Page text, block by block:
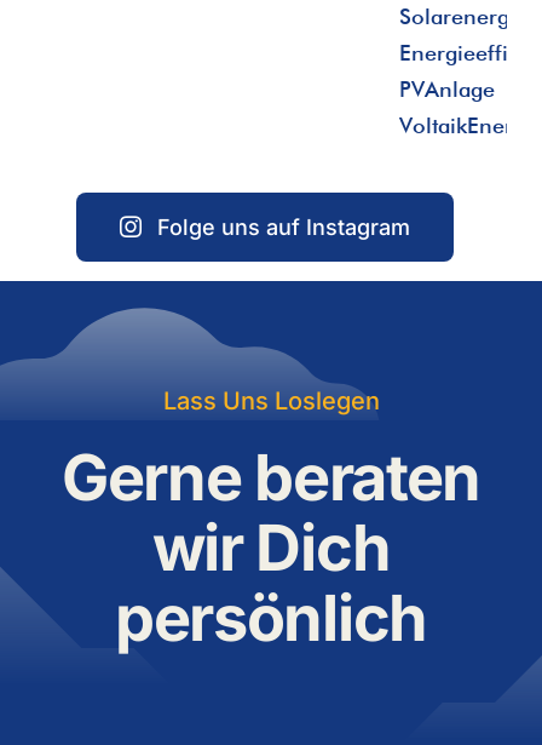
Folge uns auf Instagram
Lass Uns Loslegen
Gerne beraten
wir Dich
persönlich